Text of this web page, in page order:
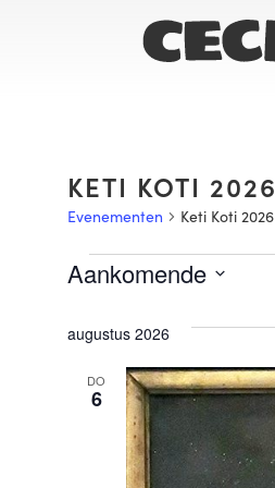
KETI KOTI 2026
Evenementen Keti Koti 2026
Aankomende
datum.
augustus 2026
DO
6